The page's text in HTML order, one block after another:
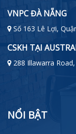
VNPC ĐÀ NẴNG
Số 163 Lê Lợi,
CSKH TẠI
288 Illawarra
NỔI BẬT